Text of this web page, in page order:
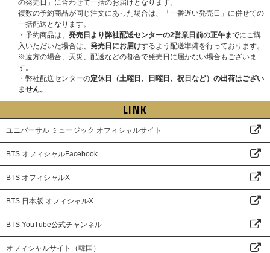
の発売日」に合わせて一括のお届けとなります。
複数の予約商品が同じ注文にあった場合は、「一番遅い発売日」に併せての
一括配送となります。
・予約商品は、 発売日より弊社配送センターの2営業日前の正午までにご購
入いただいた場合は、 発売日にお届けするよう配送準備を行っております。
※遠方の場合、天災、配送などの都合で発売日に届かない場合もございま
す。
・弊社配送センターの定休日（土曜日、日曜日、祝日など）の出荷はござい
ません。
LINK
ユニバーサル ミュージック オフィシャルサイト
BTS オフィシャルFacebook
BTS オフィシャルX
BTS 日本版 オフィシャルX
BTS YouTube公式チャンネル
オフィシャルサイト（韓国）